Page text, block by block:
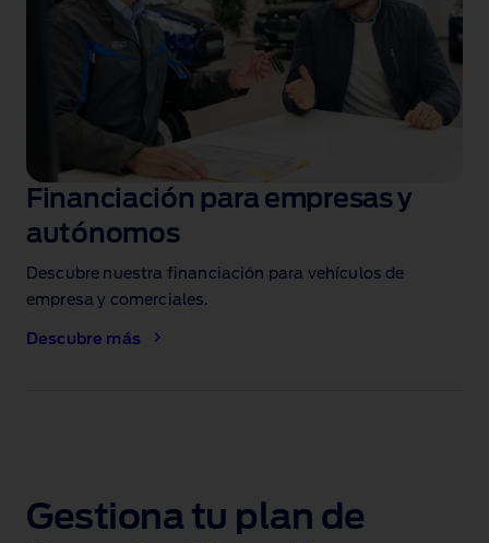
Financiación para empresas y
autónomos
Descubre nuestra financiación para vehículos de
empresa y comerciales.
Descubre más
Gestiona tu plan de